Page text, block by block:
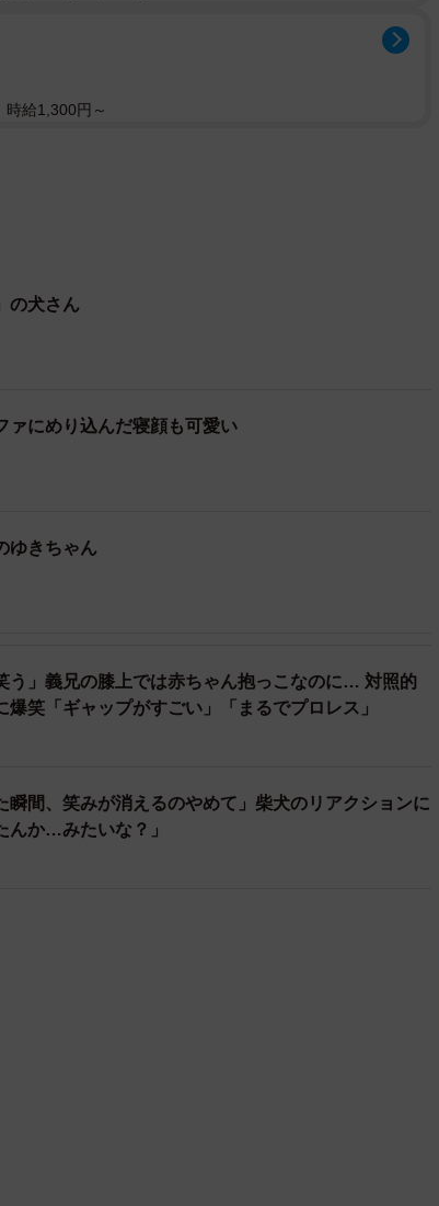
時給1,300円～
の犬さん
ァにめり込んだ寝顔も可愛い
ゆきちゃん
う」義兄の膝上では赤ちゃん抱っこなのに… 対照的
笑「ギャップがすごい」「まるでプロレス」
瞬間、笑みが消えるのやめて」柴犬のリアクションに
んか…みたいな？」